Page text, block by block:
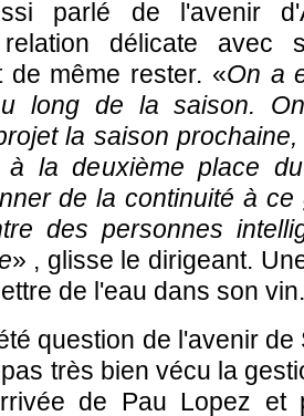
parlé de l'avenir
délicate avec
de même rester. «On a
long de la saison.
la saison
la deuxième place
de la continuité à
des personnes
» , glisse le dirigeant.
de l'eau dans son vin.
question de l'avenir
très bien vécu la
de Pau Lopez et